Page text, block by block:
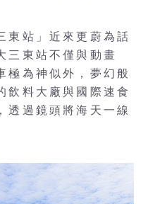
東站」近來更蔚為話
三東站不僅與動畫
極為神似外，夢幻般
飲料大廠與國際速食
透過鏡頭將海天一線